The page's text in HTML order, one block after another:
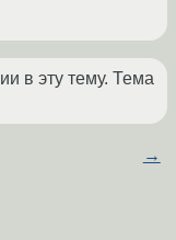
в эту тему. Тема
→